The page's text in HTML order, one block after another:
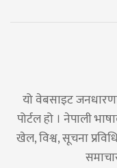
यो वेबसाइट
पोर्टल हो । नेपाली
खेल, विश्व, सूचना